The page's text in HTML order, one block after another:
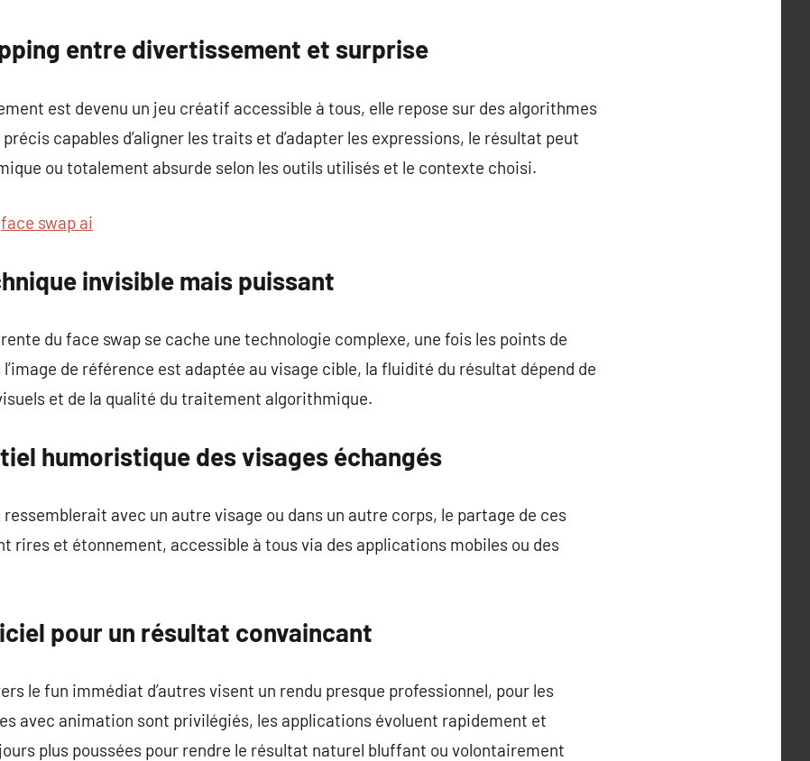
entre divertissement et surprise
est devenu un jeu créatif accessible à tous, elle repose sur des algorithmes
capables d’aligner les traits et d’adapter les expressions, le résultat peut
ou totalement absurde selon les outils utilisés et le contexte choisi.
face swap ai
invisible mais puissant
du face swap se cache une technologie complexe, une fois les points de
de référence est adaptée au visage cible, la fluidité du résultat dépend de
et de la qualité du traitement algorithmique.
humoristique des visages échangés
ressemblerait avec un autre visage ou dans un autre corps, le partage de ces
rires et étonnement, accessible à tous via des applications mobiles ou des
pour un résultat convaincant
le fun immédiat d’autres visent un rendu presque professionnel, pour les
avec animation sont privilégiés, les applications évoluent rapidement et
plus poussées pour rendre le résultat naturel bluffant ou volontairement